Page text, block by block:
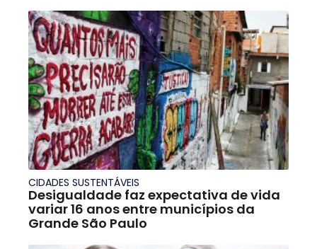
CIDADES SUSTENTÁVEIS
Desigualdade faz expectativa de vida
variar 16 anos entre municípios da
Grande São Paulo